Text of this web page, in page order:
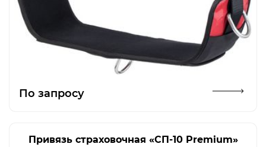
По запросу
Привязь страховочная «СП-10 Premium»